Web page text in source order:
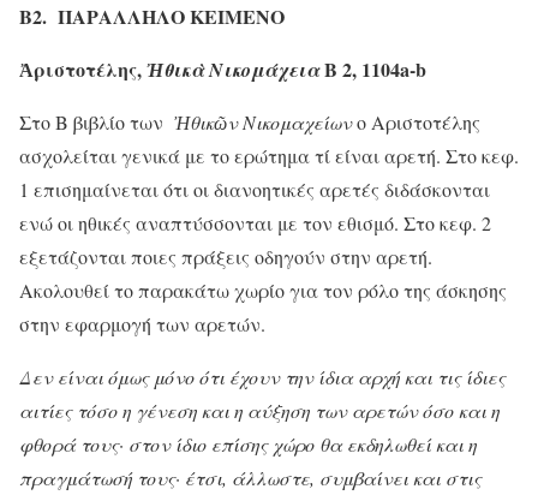
Β2. ΠΑΡΑΛΛΗΛΟ ΚΕΙΜΕΝΟ
Ἀριστοτέλης,Ἠθικὰ ΝικομάχειαΒ 2, 1104a-b
Στο Β βιβλίο των Ἠθικῶν Νικομαχείωνο Αριστοτέλης
ασχολείται γενικά με το ερώτημα τί είναι αρετή. Στο κεφ.
1 επισημαίνεται ότι οι διανοητικές αρετές διδάσκονται
ενώ οι ηθικές αναπτύσσονται με τον εθισμό. Στο κεφ. 2
εξετάζονται ποιες πράξεις οδηγούν στην αρετή.
Ακολουθεί το παρακάτω χωρίο για τον ρόλο της άσκησης
στην εφαρμογή των αρετών.
Δεν είναι όμως μόνο ότι έχουν την ίδια αρχή και τις ίδιες
αιτίες τόσο η γένεση και η αύξηση των αρετών όσο και η
φθορά τους· στον ίδιο επίσης χώρο θα εκδηλωθεί και η
πραγμάτωσή τους· έτσι, άλλωστε, συμβαίνει και στις